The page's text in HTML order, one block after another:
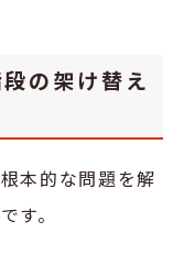
の架け替え
本的な問題を解
す。